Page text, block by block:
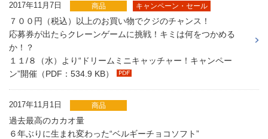
2017年11月7日 商品 キャンペーン・セール
７００円（税込）以上のお買い物でクジのチャンス！
応募券が出たらクレーンゲームに挑戦！キミは何をつかめる
か！？
１１/８（水）より“ドリームミニキャッチャー！キャンペー
ン”開催（PDF：534.9 KB）
2017年11月1日 商品
過去最高のカカオ量
６年ぶりに生まれ変わった“ベルギーチョコソフト”